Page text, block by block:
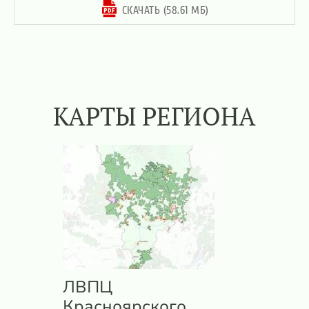
СКАЧАТЬ (58.61 МБ)
КАРТЫ РЕГИОНА
ЛВПЦ